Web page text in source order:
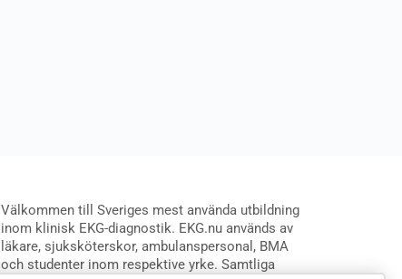
Välkommen till Sveriges mest använda utbildning
inom klinisk EKG-diagnostik. EKG.nu används av
läkare, sjuksköterskor, ambulanspersonal, BMA
och studenter inom respektive yrke. Samtliga